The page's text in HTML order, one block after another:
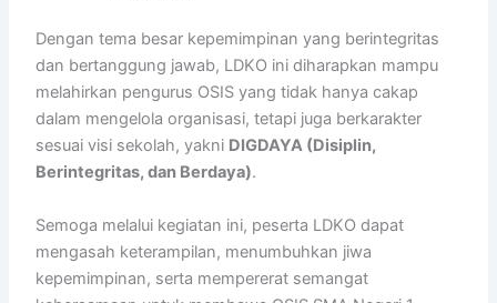
Dengan tema besar kepemimpinan yang berintegritas
dan bertanggung jawab, LDKO ini diharapkan mampu
melahirkan pengurus OSIS yang tidak hanya cakap
dalam mengelola organisasi, tetapi juga berkarakter
sesuai visi sekolah, yakni DIGDAYA (Disiplin,
Berintegritas, dan Berdaya).
Semoga melalui kegiatan ini, peserta LDKO dapat
mengasah keterampilan, menumbuhkan jiwa
kepemimpinan, serta mempererat semangat